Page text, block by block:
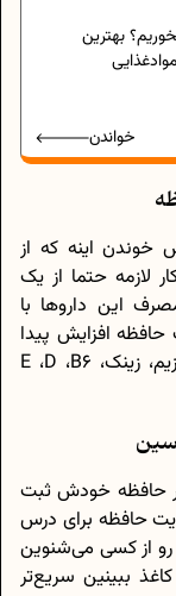
بهترین
خواندن
خوندن اینه که از
لازمه حتما از یک
این داروها با
حافظه افزایش پیدا
می‌کنه. ویتامین‌هایی مثل اسید فولیک، منیزیم، زینک، E ،D ،B6
حافظه خودش ثبت
حافظه برای درس
از کسی می‌شنوین
ببینین سریع‌تر